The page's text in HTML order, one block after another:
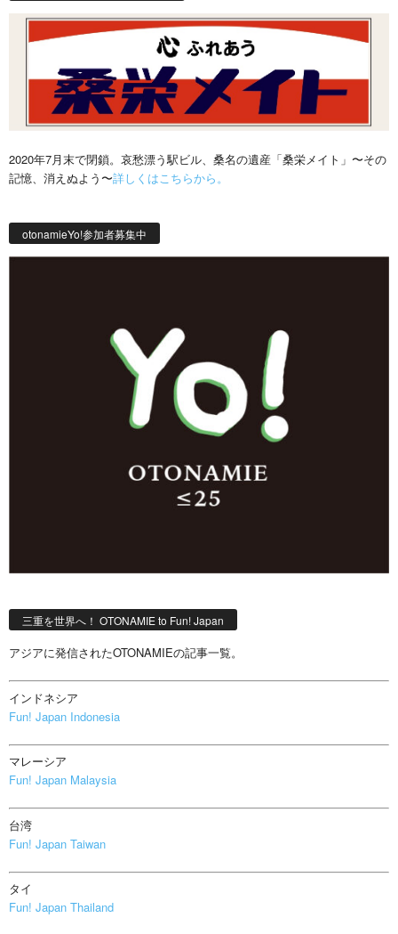
2020年7月末で閉鎖。哀愁漂う駅ビル、桑名の遺産「桑栄メイト」〜その
記憶、消えぬよう〜詳しくはこちらから。
otonamieYo!参加者募集中
三重を世界へ！ OTONAMIE to Fun! Japan
アジアに発信されたOTONAMIEの記事一覧。
インドネシア
Fun! Japan Indonesia
マレーシア
Fun! Japan Malaysia
台湾
Fun! Japan Taiwan
タイ
Fun! Japan Thailand